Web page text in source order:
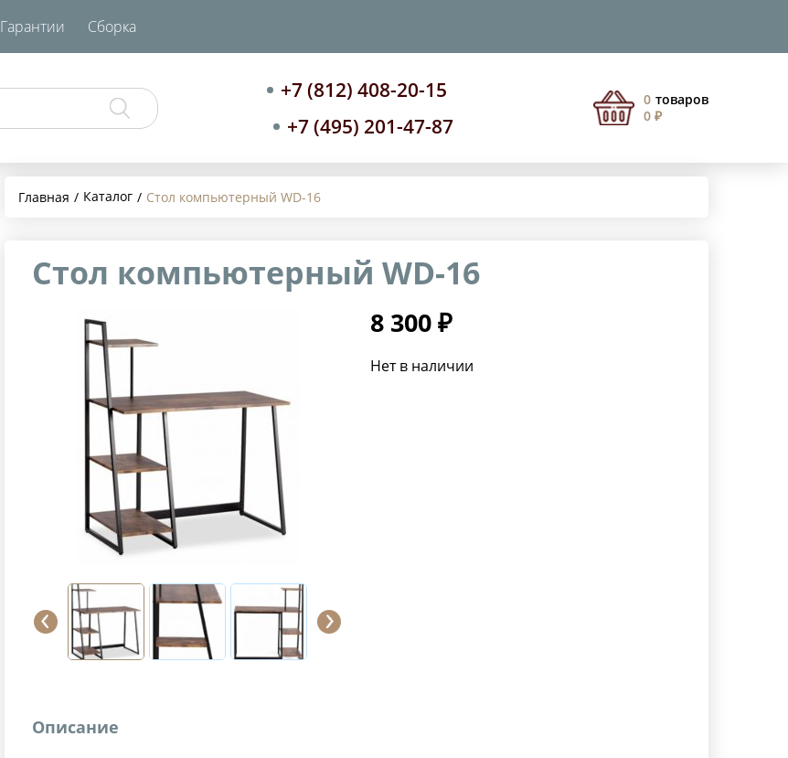
Гарантии Сборка
+7 (812) 408-20-15
+7 (495) 201-47-87
0 товаров
0 ₽
Главная Каталог Стол компьютерный WD-16
Стол компьютерный WD-16
8 300 ₽
Нет в наличии
Описание